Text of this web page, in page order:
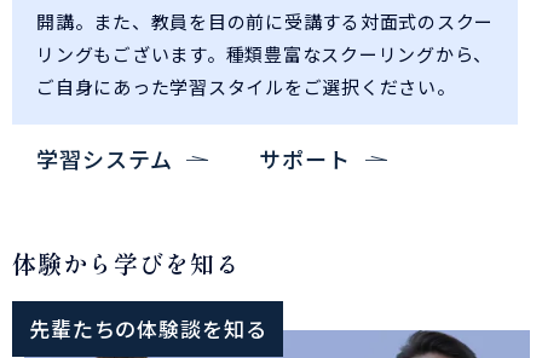
開講。また、教員を目の前に受講する対面式のスクー
リングもございます。種類豊富なスクーリングから、
ご自身にあった学習スタイルをご選択ください。
学習システム サポート
体験から学びを知る
先輩たちの体験談を知る